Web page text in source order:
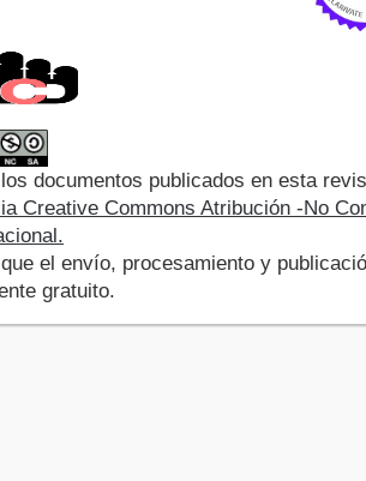
documentos publicados en esta
Creative Commons Atribución -No
el envío, procesamiento y
gratuito.